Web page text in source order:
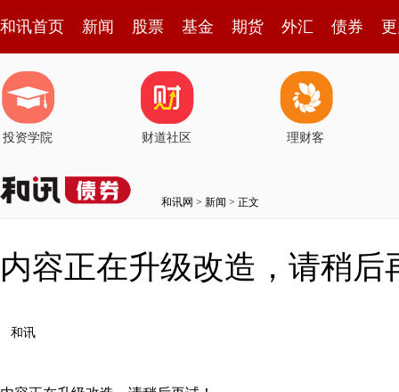
和讯首页 新闻 股票 基金 期货 外汇 债券
投资学院 财道社区 理财客
和讯网 > 新闻 > 正文
内容正在升级改造，请稍后
和讯